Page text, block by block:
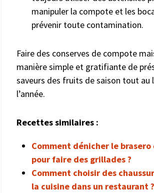
manipuler la compote et les
prévenir toute contamination.
Faire des conserves de compote
manière simple et gratifiante de
saveurs des fruits de saison tout au
l’année.
Recettes similaires :
Comment dénicher le brasero
pour faire des grillades ?
Comment choisir des
la cuisine dans un restaurant ?